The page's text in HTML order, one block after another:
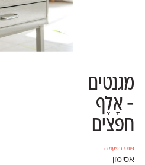
מגנטים
- אָלֶף
חפצים
פונט בפעולה
אסימון